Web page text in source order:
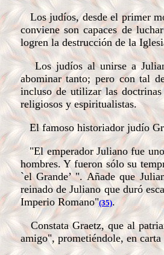
Los judíos, desde el primer
conviene son capaces de
logren la destrucción de la
Los judíos al unirse a
abominar tanto; pero con tal
incluso de utilizar las
religiosos y espiritualistas.
El famoso historiador judío
"El emperador Juliano fue
hombres. Y fueron sólo su
`el Grande’ ". Añade que
reinado de Juliano que duró
Imperio Romano"(35).
Constata Graetz, que al
amigo", prometiéndole, en